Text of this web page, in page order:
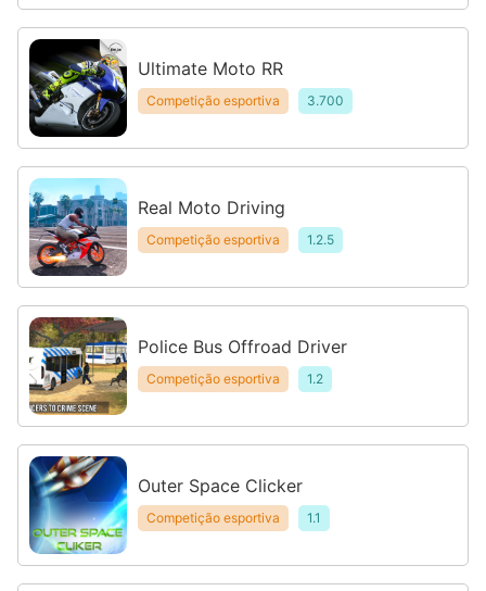
Ultimate Moto RR
Competição esportiva 3.700
Real Moto Driving
Competição esportiva 1.2.5
Police Bus Offroad Driver
Competição esportiva 1.2
Outer Space Clicker
Competição esportiva 1.1